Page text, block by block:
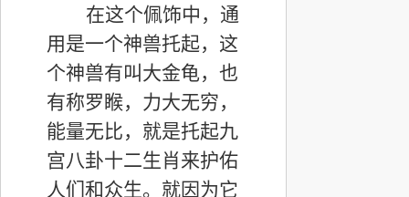
在这个佩饰中，通
用是一个神兽托起，这
个神兽有叫大金龟，也
有称罗睺，力大无穷，
能量无比，就是托起九
宫八卦十二生肖来护佑
人们和众生。就因为它